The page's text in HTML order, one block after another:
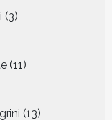
3
producten
11
producten
13